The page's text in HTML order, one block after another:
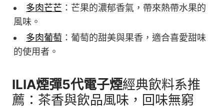
多肉芒芒 ：芒果的濃郁香氣，帶來熱帶水果的
風味。
多肉葡萄 ：葡萄的甜美與果香，適合喜愛甜味
的使用者。
ILIA煙彈5代電子煙經典飲料系推
薦：茶香與飲品風味，回味無窮